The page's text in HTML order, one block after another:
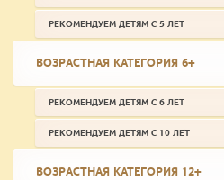
РЕКОМЕНДУЕМ ДЕТЯМ С 5 ЛЕТ
ВОЗРАСТНАЯ КАТЕГОРИЯ 6+
РЕКОМЕНДУЕМ ДЕТЯМ С 6 ЛЕТ
РЕКОМЕНДУЕМ ДЕТЯМ С 10 ЛЕТ
ВОЗРАСТНАЯ КАТЕГОРИЯ 12+